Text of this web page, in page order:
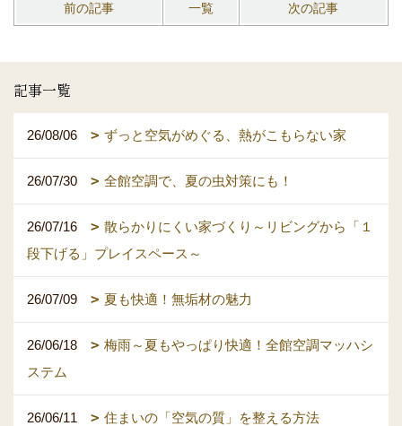
前の記事 一覧 次の記事
記事一覧
26/08/06 ずっと空気がめぐる、熱がこもらない家
26/07/30 全館空調で、夏の虫対策にも！
26/07/16
散らかりにくい家づくり～リビングから「１
段下げる」プレイスペース～
26/07/09 夏も快適！無垢材の魅力
26/06/18
梅雨～夏もやっぱり快適！全館空調マッハシ
ステム
26/06/11 住まいの「空気の質」を整える方法